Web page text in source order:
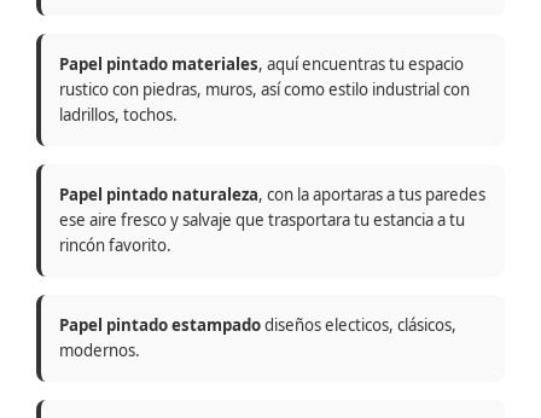
Papel pintado materiales, aquí encuentras tu espacio
rustico con piedras, muros, así como estilo industrial con
ladrillos, tochos.
Papel pintado naturaleza, con la aportaras a tus paredes
ese aire fresco y salvaje que trasportara tu estancia a tu
rincón favorito.
Papel pintado estampadodiseños electicos, clásicos,
modernos.